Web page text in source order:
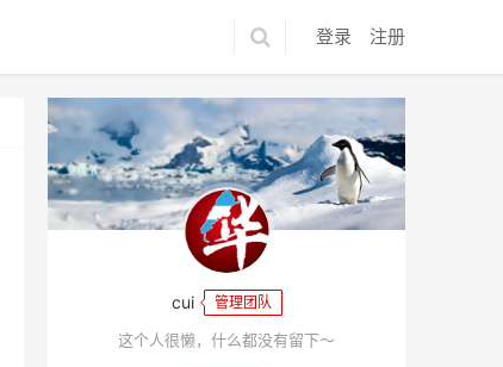
登录 注册
cui 管理团队
这个人很懒，什么都没有留下～